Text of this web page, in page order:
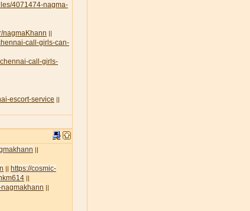
4071474-nagma-
nagmaKhann ||
call-girls-can-
call-girls-
escort-service ||
||
|| https://cosmic-
||
nagmakhann ||